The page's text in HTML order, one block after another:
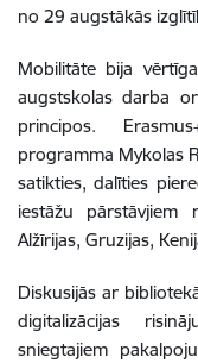
no 29 augstākās
Mobilitāte bija
augstskolas darba
principos.
programma Mykolas
satikties, dalīties
iestāžu
Alžīrijas, Gruzijas,
Diskusijās ar
digitalizācijas
sniegtajiem